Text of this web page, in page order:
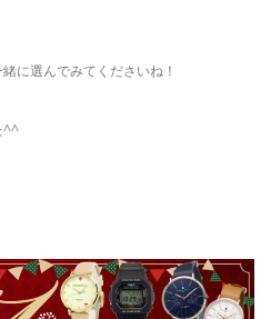
に選んでみてくださいね！
^^